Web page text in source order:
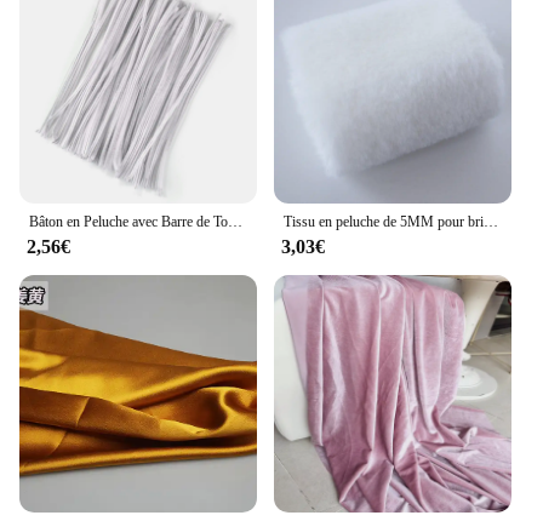
Bâton en Peluche avec Barre de Torsion, Tiges de Chenille, Tuyau D.lique, Bandes de Bricolage, Matériel de Loisirs Créatifs, Fils en Feutre de Fer, 100 Pièces
2,56€
Tissu en peluche de 5MM pour bricolage, tissu épaississant, solide, fourrure artificielle, Patchwork, sacs, vêtements de poupée, matériel de décoration
3,03€